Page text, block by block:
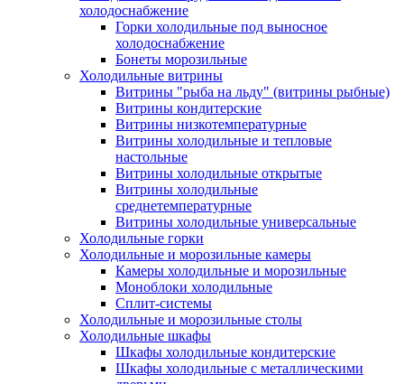
холодоснабжение
Горки холодильные под выносное
холодоснабжение
Бонеты морозильные
Холодильные витрины
Витрины "рыба на льду" (витрины рыбные)
Витрины кондитерские
Витрины низкотемпературные
Витрины холодильные и тепловые
настольные
Витрины холодильные открытые
Витрины холодильные
среднетемпературные
Витрины холодильные универсальные
Холодильные горки
Холодильные и морозильные камеры
Камеры холодильные и морозильные
Моноблоки холодильные
Сплит-системы
Холодильные и морозильные столы
Холодильные шкафы
Шкафы холодильные кондитерские
Шкафы холодильные с металлическими